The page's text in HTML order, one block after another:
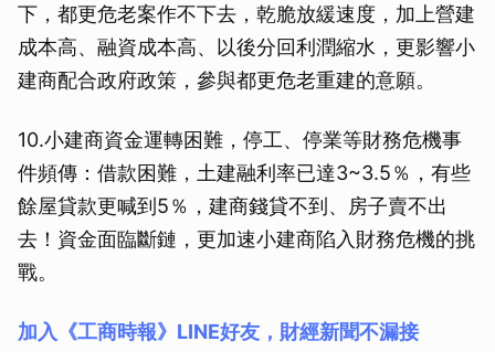
下，都更危老案作不下去，乾脆放緩速度，加上營建
成本高、融資成本高、以後分回利潤縮水，更影響小
建商配合政府政策，參與都更危老重建的意願。
10.小建商資金運轉困難，停工、停業等財務危機事
件頻傳：借款困難，土建融利率已達3~3.5％，有些
餘屋貸款更喊到5％，建商錢貸不到、房子賣不出
去！資金面臨斷鏈，更加速小建商陷入財務危機的挑
戰。
加入《工商時報》LINE好友，財經新聞不漏接